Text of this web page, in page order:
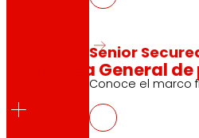
Senior
Conoce el marco
Asamblea General